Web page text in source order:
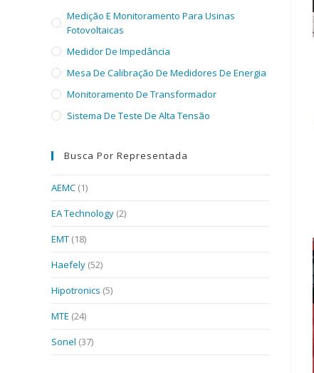
Medição E Monitoramento Para Usinas
Fotovoltaicas
Medidor De Impedância
Mesa De Calibração De Medidores De Energia
Monitoramento De Transformador
Sistema De Teste De Alta Tensão
Busca Por Representada
AEMC (1)
EA Technology (2)
EMT (18)
Haefely (52)
Hipotronics (5)
MTE (24)
Sonel (37)